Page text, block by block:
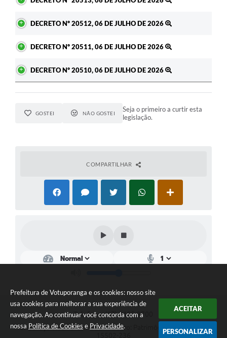
Prefeitura de Votuporanga e os cookies: nosso site
usa cookies para melhorar a sua experiência de
navegação. Ao continuar você concorda com a
nossa Política de Cookies e Privacidade.
ACEITAR
PERSONALIZAR
DECRETO Nº 20512, 06 DE JULHO DE 2026
DECRETO Nº 20511, 06 DE JULHO DE 2026
DECRETO Nº 20510, 06 DE JULHO DE 2026
GOSTEI NÃO GOSTEI
Seja o primeiro a curtir esta
legislação.
COMPARTILHAR
Telefone: (17) 3405-9700
Endereço: Rua Pará nº 3227 - Bairro: Patrimônio Velho | CEP: